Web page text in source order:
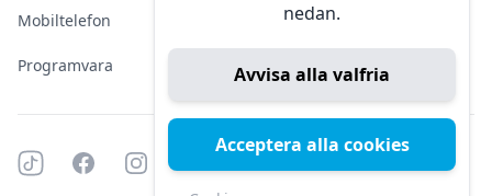
nedan.
Avvisa alla valfria
Acceptera alla cookies
Mobiltelefon
Programvara
Sälja elektronik
Tiktok FacebookInstagram